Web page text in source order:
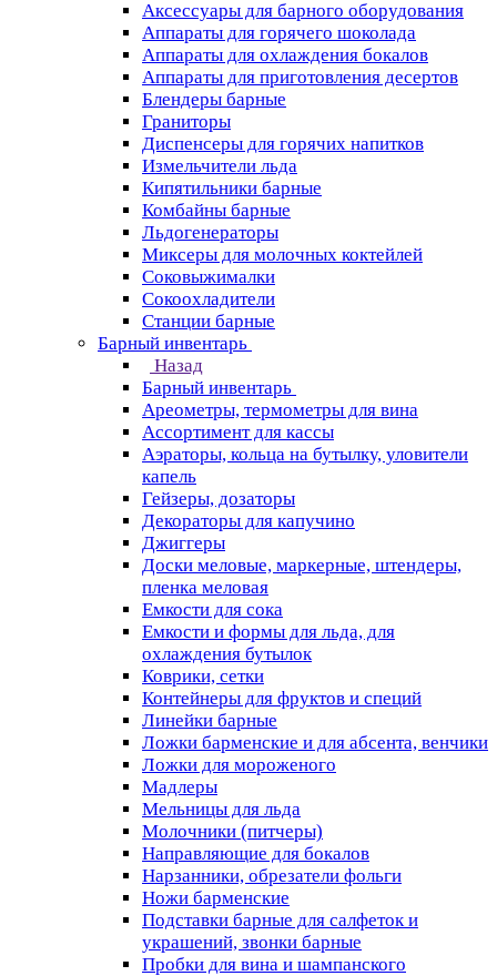
Аксессуары для барного оборудования
Аппараты для горячего шоколада
Аппараты для охлаждения бокалов
Аппараты для приготовления десертов
Блендеры барные
Граниторы
Диспенсеры для горячих напитков
Измельчители льда
Кипятильники барные
Комбайны барные
Льдогенераторы
Миксеры для молочных коктейлей
Соковыжималки
Сокоохладители
Станции барные
Барный инвентарь
Назад
Барный инвентарь
Ареометры, термометры для вина
Ассортимент для кассы
Аэраторы, кольца на бутылку, уловители
капель
Гейзеры, дозаторы
Декораторы для капучино
Джиггеры
Доски меловые, маркерные, штендеры,
пленка меловая
Емкости для сока
Емкости и формы для льда, для
охлаждения бутылок
Коврики, сетки
Контейнеры для фруктов и специй
Линейки барные
Ложки барменские и для абсента, венчики
Ложки для мороженого
Мадлеры
Мельницы для льда
Молочники (питчеры)
Направляющие для бокалов
Нарзанники, обрезатели фольги
Ножи барменские
Подставки барные для салфеток и
украшений, звонки барные
Пробки для вина и шампанского